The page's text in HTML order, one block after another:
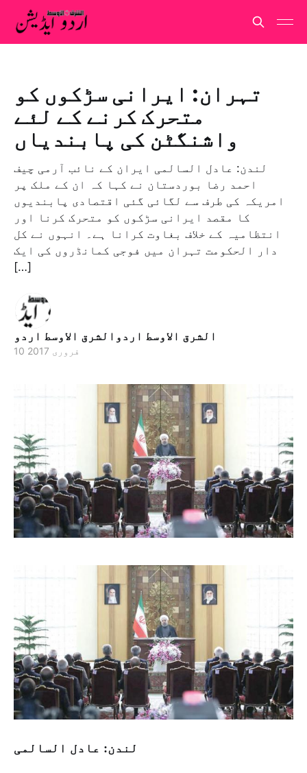
تہران: ایرانی سڑکوں کو
متحرک کرنے کے لئے
واشنگٹن کی پابندیاں
لندن: عادل السالمی ایران کے نائب آرمی چیف
احمد رضا بوردستان نے کہا کہ ان کے ملک پر
امریکہ کی طرف سے لگائی گئی اقتصادی پابندیوں
کا مقصد ایرانی سڑکوں کو متحرک کرنا اور
انتظاميہ کے خلاف بغاوت کرانا ہے۔ انہوں نے کل
دار الحکومت تہران میں فوجی کمانڈروں کی ایک
[…]
الشرق الاوسط اردوالشرق الاوسط اردو
10 فروری 2017
لندن: عادل السالمی